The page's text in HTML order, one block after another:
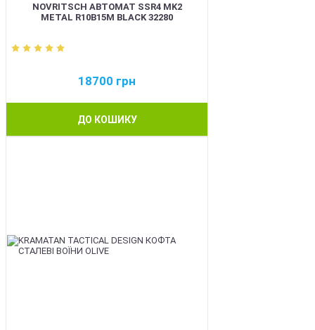
NOVRITSCH АВТОМАТ SSR4 MK2
METAL R10B15M BLACK 32280
18700 грн
ДО КОШИКУ